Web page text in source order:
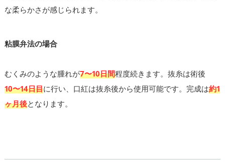
な柔らかさが感じられます。
粘膜弁法の場合
むくみのような腫れが7〜10日間程度続きます。抜糸は術後
10〜14日目に行い、口紅は抜糸後から使用可能です。完成は約1
ヶ月後となります。